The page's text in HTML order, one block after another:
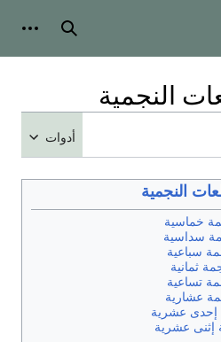
بحث
النجمية
أدوات
النجمية
خماسية
سداسية
سباعية
ثمانية
تساعية
عشارية
إحدى عشرية
إثنى عشرية